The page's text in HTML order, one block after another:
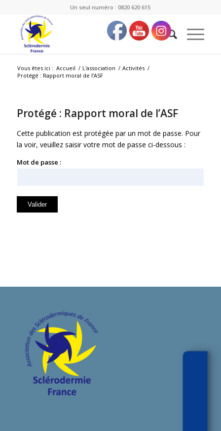
Un seul numéro : 0820 620 615
Vous êtes ici : Accueil / L'association / Activités /
Protégé : Rapport moral de l’ASF
Protégé : Rapport moral de l’ASF
Cette publication est protégée par un mot de passe. Pour
la voir, veuillez saisir votre mot de passe ci-dessous :
Mot de passe :